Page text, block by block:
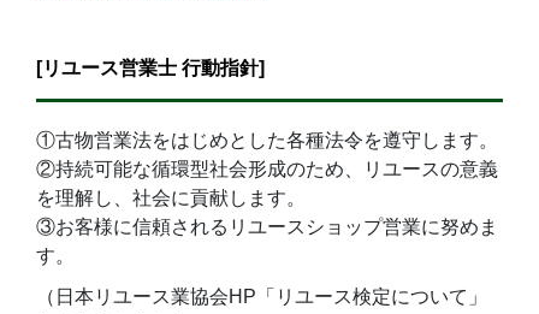
[リユース営業士 行動指針]
①古物営業法をはじめとした各種法令を遵守します。
②持続可能な循環型社会形成のため、リユースの意義
を理解し、社会に貢献します。
③お客様に信頼されるリユースショップ営業に努めま
す。
（日本リユース業協会HP「リユース検定について」